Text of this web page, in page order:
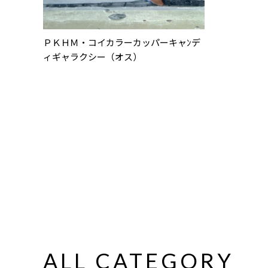
ＰＫＨＭ・コイカラーカッパーキャﾝデ
ィギャラクシー（オス）
ALL CATEGORY